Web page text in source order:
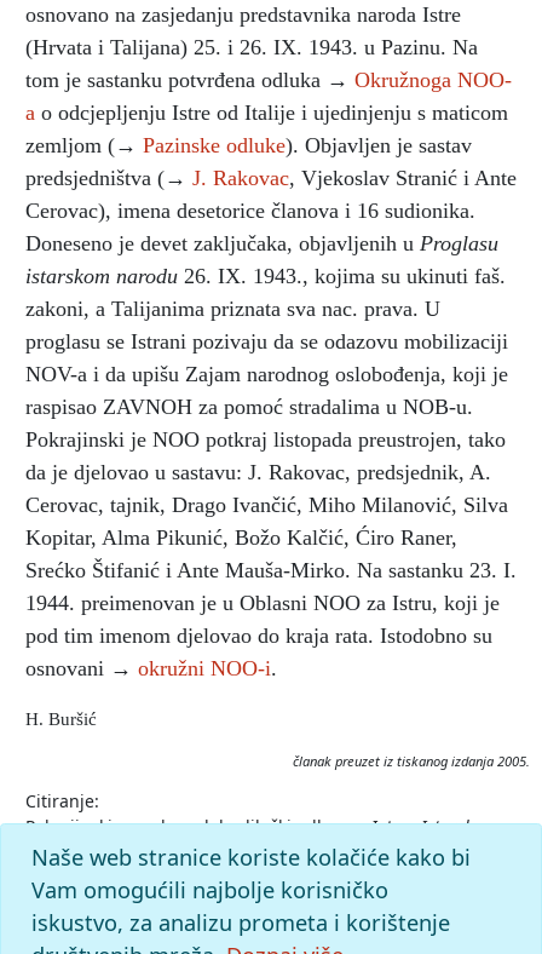
osnovano na zasjedanju predstavnika naroda Istre
(Hrvata i Talijana) 25. i 26. IX. 1943. u Pazinu. Na
tom je sastanku potvrđena odluka → Okružnoga NOO-
a o odcjepljenju Istre od Italije i ujedinjenju s maticom
zemljom (→ Pazinske odluke). Objavljen je sastav
predsjedništva (→ J. Rakovac, Vjekoslav Stranić i Ante
Cerovac), imena desetorice članova i 16 sudionika.
Doneseno je devet zaključaka, objavljenih u Proglasu
istarskom narodu 26. IX. 1943., kojima su ukinuti faš.
zakoni, a Talijanima priznata sva nac. prava. U
proglasu se Istrani pozivaju da se odazovu mobilizaciji
NOV-a i da upišu Zajam narodnog oslobođenja, koji je
raspisao ZAVNOH za pomoć stradalima u NOB-u.
Pokrajinski je NOO potkraj listopada preustrojen, tako
da je djelovao u sastavu: J. Rakovac, predsjednik, A.
Cerovac, tajnik, Drago Ivančić, Miho Milanović, Silva
Kopitar, Alma Pikunić, Božo Kalčić, Ćiro Raner,
Srećko Štifanić i Ante Mauša-Mirko. Na sastanku 23. I.
1944. preimenovan je u Oblasni NOO za Istru, koji je
pod tim imenom djelovao do kraja rata. Istodobno su
osnovani → okružni NOO-i.
H. Buršić
članak preuzet iz tiskanog izdanja 2005.
Citiranje:
Pokrajinski narodnooslobodilački odbor za Istru.Istarska
enciklopedija (2005), mrežno izdanje.Leksikografski zavod
Miroslav Krleža, 2026. Pristupljeno 10.8.2026.
<https://istra.lzmk.hr/clanak/pokrajinski-
narodnooslobodilacki-odbor-za-istru>.
Naše web stranice koriste kolačiće kako bi
Vam omogućili najbolje korisničko
iskustvo, za analizu prometa i korištenje